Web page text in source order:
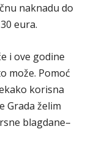
naknadu do
eura.
i ove godine
može. Pomoć
korisna
Grada želim
blagdane–